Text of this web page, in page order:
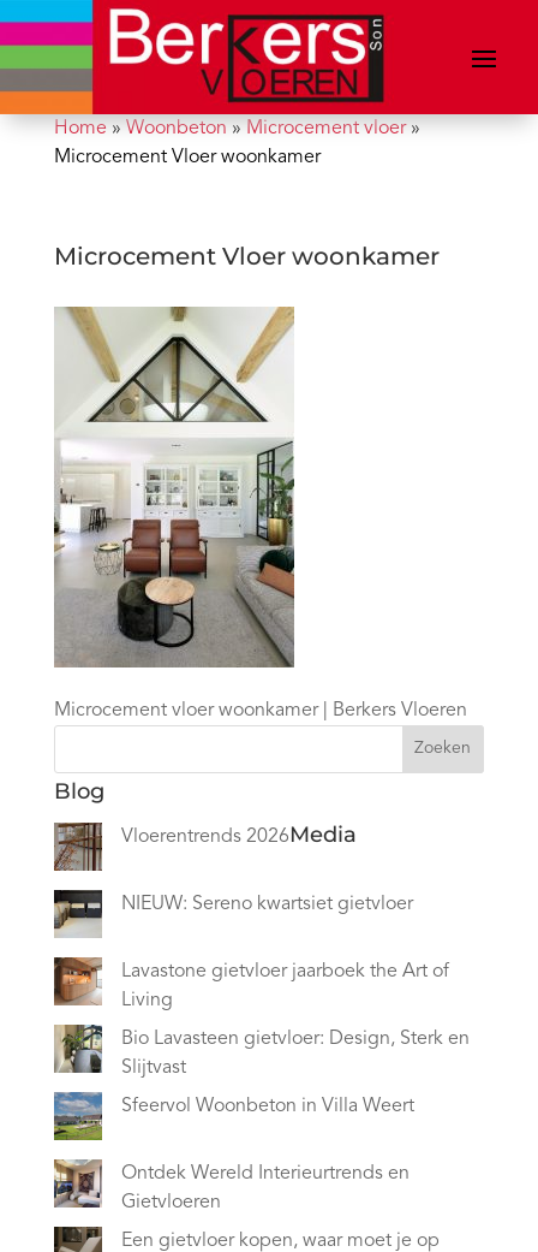
Home» Woonbeton » Microcement vloer»
Microcement Vloer woonkamer
Microcement Vloer woonkamer
Microcement vloer woonkamer | Berkers Vloeren
Zoeken
Blog
Vloerentrends 2026
NIEUW: Sereno kwartsiet gietvloer
Lavastone gietvloer jaarboek the Art of
Living
Bio Lavasteen gietvloer: Design, Sterk en
Slijtvast
Sfeervol Woonbeton in Villa Weert
Ontdek Wereld Interieurtrends en
Gietvloeren
Een gietvloer kopen, waar moet je op
Media